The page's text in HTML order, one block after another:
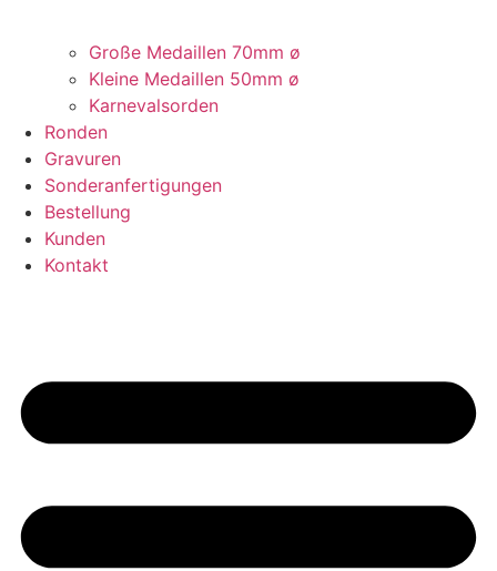
Große Medaillen 70mm ø
Kleine Medaillen 50mm ø
Karnevalsorden
Ronden
Gravuren
Sonderanfertigungen
Bestellung
Kunden
Kontakt